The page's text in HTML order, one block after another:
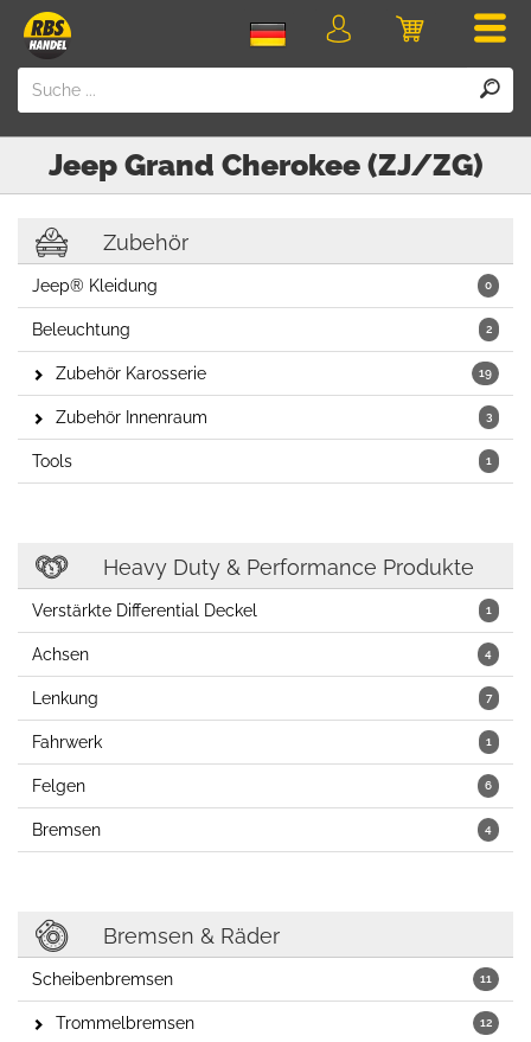
Login
Jeep Grand Cherokee (ZJ/ZG)
Zubehör
0
Jeep® Kleidung
2
Beleuchtung
19
Zubehör Karosserie
3
Zubehör Innenraum
1
Tools
Heavy Duty & Performance Produkte
1
Verstärkte Differential Deckel
4
Achsen
7
Lenkung
1
Fahrwerk
6
Felgen
4
Bremsen
Bremsen & Räder
11
Scheibenbremsen
12
Trommelbremsen